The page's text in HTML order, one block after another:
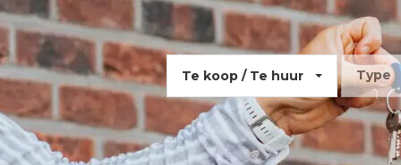
Te koop / Te huur